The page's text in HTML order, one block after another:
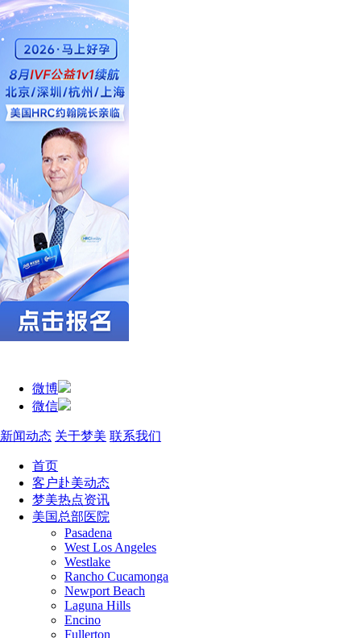
微博
微信
新闻动态 关于梦美 联系我们
首页
客户赴美动态
梦美热点资讯
美国总部医院
Pasadena
West Los Angeles
Westlake
Rancho Cucamonga
Newport Beach
Laguna Hills
Encino
Fullerton